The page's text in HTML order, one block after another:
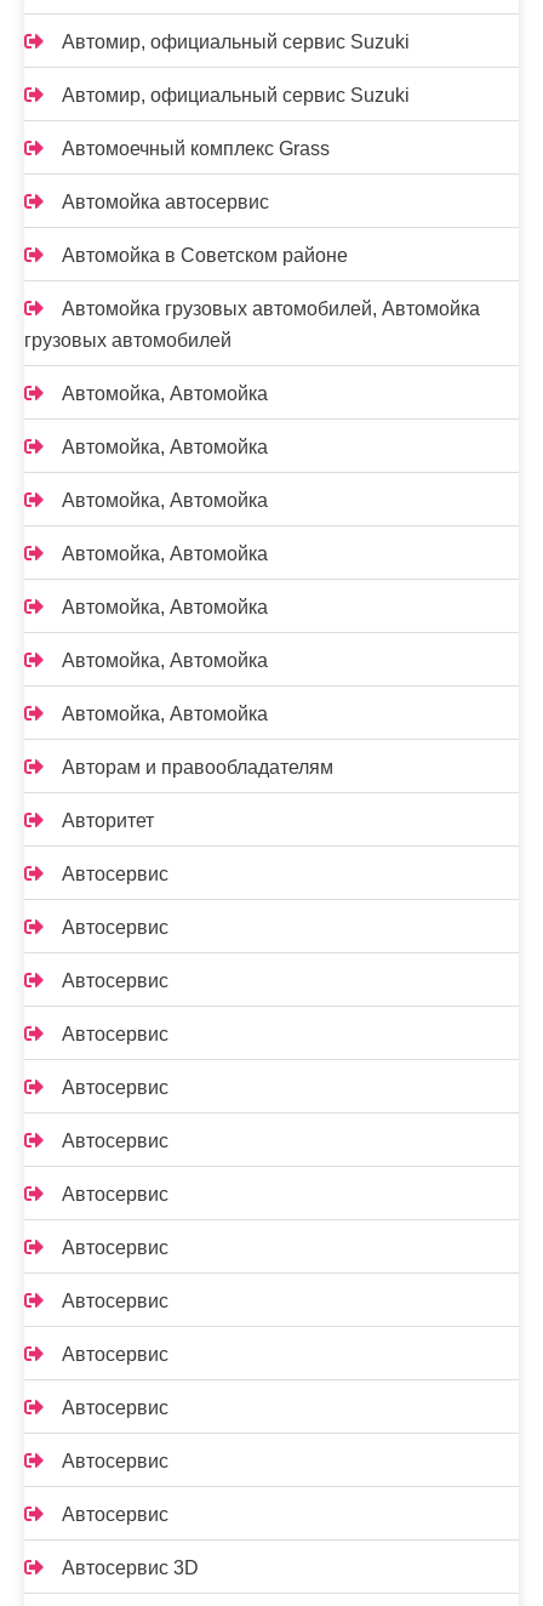
Автомир, официальный сервис Suzuki
Автомир, официальный сервис Suzuki
Автомоечный комплекс Grass
Автомойка автосервис
Автомойка в Советском районе
Автомойка грузовых автомобилей, Автомойка
грузовых автомобилей
Автомойка, Автомойка
Автомойка, Автомойка
Автомойка, Автомойка
Автомойка, Автомойка
Автомойка, Автомойка
Автомойка, Автомойка
Автомойка, Автомойка
Авторам и правообладателям
Авторитет
Автосервис
Автосервис
Автосервис
Автосервис
Автосервис
Автосервис
Автосервис
Автосервис
Автосервис
Автосервис
Автосервис
Автосервис
Автосервис
Автосервис 3D